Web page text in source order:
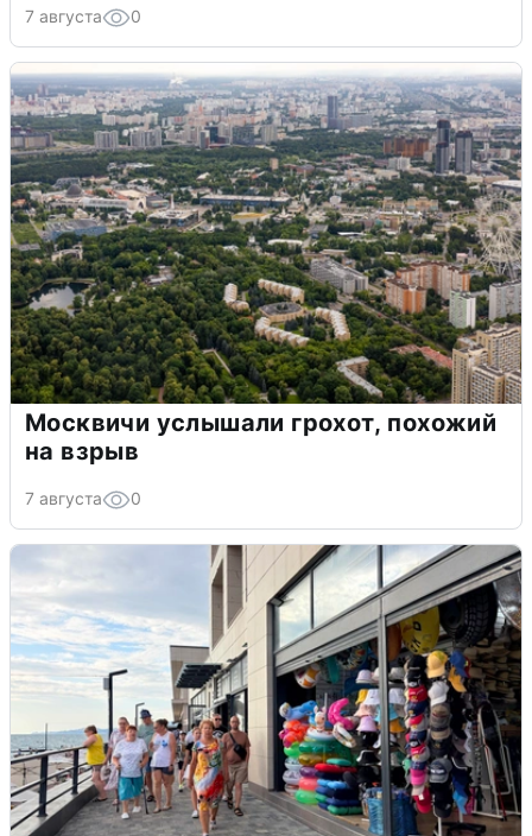
7 августа 0
Москвичи услышали грохот, похожий
на взрыв
7 августа 0